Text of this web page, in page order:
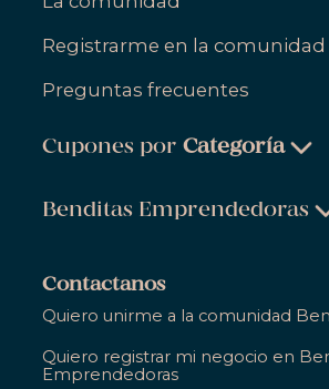
Registrarme en la comunidad
Preguntas frecuentes
Cupones porCategoría
Belleza & Cuidado Personal
Salud & Bienestar
Hogar
Gastronomía
Benditas Emprendedoras
Salud & Bienestar
Contactanos
Quiero unirme a la comunidad
Quiero registrar mi negocio en
Emprendedoras